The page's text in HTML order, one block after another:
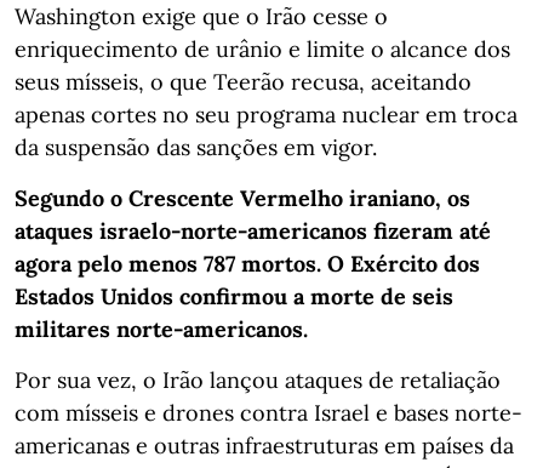
Washington exige que o Irão cesse o
enriquecimento de urânio e limite o alcance dos
seus mísseis, o que Teerão recusa, aceitando
apenas cortes no seu programa nuclear em troca
da suspensão das sanções em vigor.
Segundo o Crescente Vermelho iraniano, os
ataques israelo-norte-americanos fizeram até
agora pelo menos 787 mortos. O Exército dos
Estados Unidos confirmou a morte de seis
militares norte-americanos.
Por sua vez, o Irão lançou ataques de retaliação
com mísseis e drones contra Israel e bases norte-
americanas e outras infraestruturas em países da